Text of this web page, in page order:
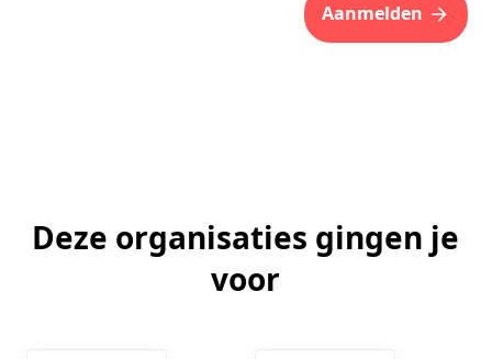
aanmelden
Deze organisaties gingen je
voor